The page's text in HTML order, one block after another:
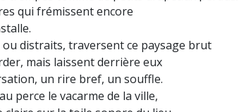
qui frémissent encore
ou distraits, traversent ce paysage brut
mais laissent derrière eux
un rire bref, un souffle.
perce le vacarme de la ville,